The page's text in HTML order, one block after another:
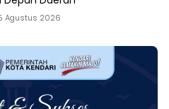
Agustus 2026